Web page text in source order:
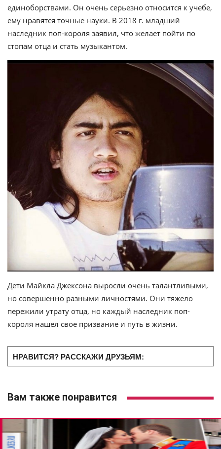
единоборствами. Он очень серьезно относится к учебе,
ему нравятся точные науки. В 2018 г. младший
наследник поп-короля заявил, что желает пойти по
стопам отца и стать музыкантом.
Дети Майкла Джексона выросли очень талантливыми,
но совершенно разными личностями. Они тяжело
пережили утрату отца, но каждый наследник поп-
короля нашел свое призвание и путь в жизни.
НРАВИТСЯ? РАССКАЖИ ДРУЗЬЯМ:
Вам также понравится